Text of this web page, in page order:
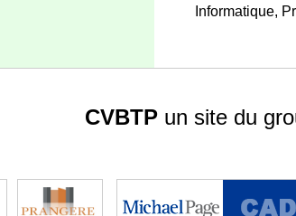
Informatique,
CVBTP un site du